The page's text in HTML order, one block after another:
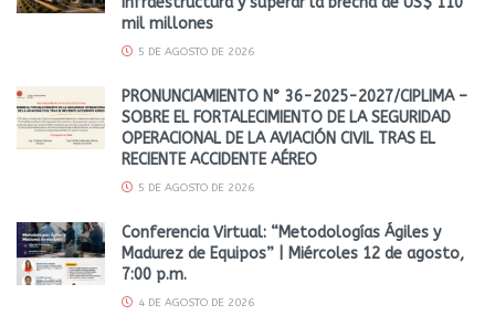
mil millones
5 DE AGOSTO DE 2026
PRONUNCIAMIENTO N° 36-2025-2027/CIPLIMA –
SOBRE EL FORTALECIMIENTO DE LA SEGURIDAD
OPERACIONAL DE LA AVIACIÓN CIVIL TRAS EL
RECIENTE ACCIDENTE AÉREO
5 DE AGOSTO DE 2026
Conferencia Virtual: “Metodologías Ágiles y
Madurez de Equipos” | Miércoles 12 de agosto,
7:00 p.m.
4 DE AGOSTO DE 2026